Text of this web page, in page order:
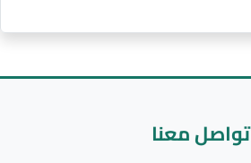
تواصل معنا